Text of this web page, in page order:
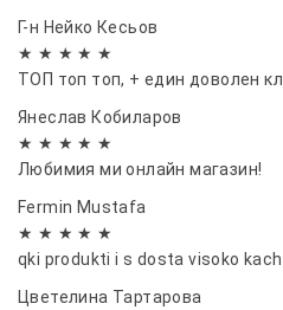
Тегло (кг): 4.000
продължителни периоди
гарантира, че вашият
защитен и готов за път
Г-н Нейко Кесьов
★ ★ ★ ★ ★
ТОП топ топ, + един доволен
Янеслав Кобиларов
★ ★ ★ ★ ★
Любимия ми онлайн магазин!
Fermin Mustafa
★ ★ ★ ★ ★
qki produkti i s dosta visoko
Цветелина Тартарова